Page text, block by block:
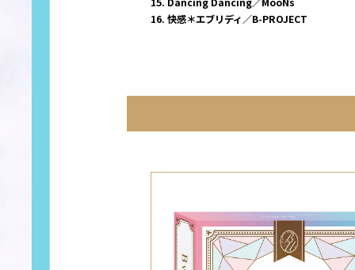
16. 快感＊エブリディ／B-PROJECT